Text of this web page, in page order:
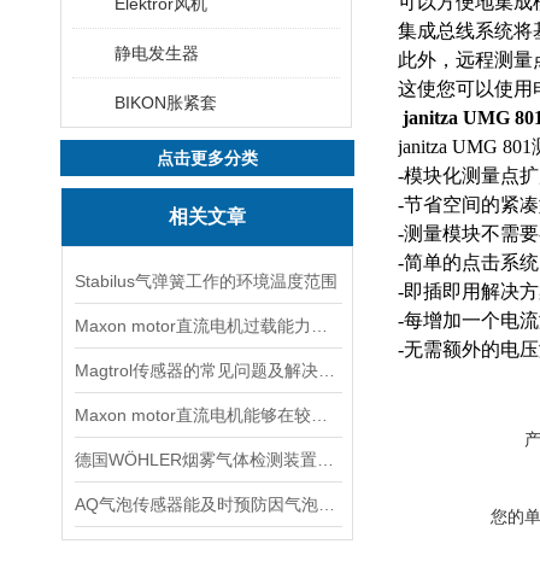
静电发生器
BIKON胀紧套
点击更多分类
相关文章
Stabilus气弹簧工作的环境温度范围
集成总线系统将
此外，远程测量
这使您可以使用
janitza UMG
janitza UMG
-模块化测量点
-节省空间的紧
-测量模块不需
-简单的点击系
-即插即用解决
-每增加一个电
-无需额外的电
您的